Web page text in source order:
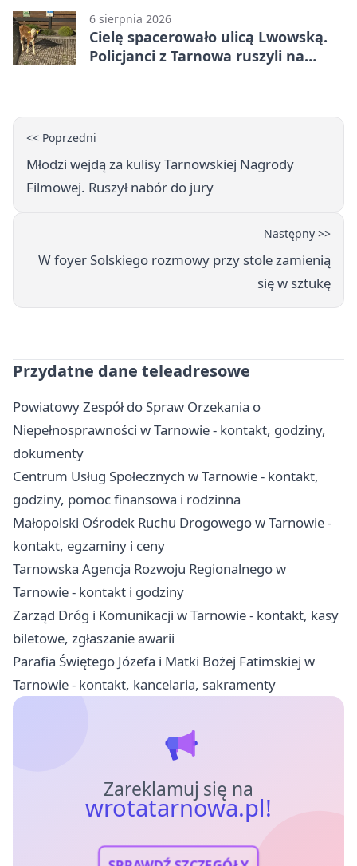
6 sierpnia 2026
Cielę spacerowało ulicą Lwowską.
Policjanci z Tarnowa ruszyli na
<< Poprzedni
Młodzi wejdą za kulisy Tarnowskiej Nagrody
Filmowej. Ruszył nabór do jury
Następny >>
W foyer Solskiego rozmowy przy stole zamienią
się w sztukę
Przydatne dane teleadresowe
Powiatowy Zespół do Spraw Orzekania o
Niepełnosprawności w Tarnowie - kontakt, godziny,
dokumenty
Centrum Usług Społecznych w Tarnowie - kontakt,
godziny, pomoc finansowa i rodzinna
Małopolski Ośrodek Ruchu Drogowego w Tarnowie -
kontakt, egzaminy i ceny
Tarnowska Agencja Rozwoju Regionalnego w
Tarnowie - kontakt i godziny
Zarząd Dróg i Komunikacji w Tarnowie - kontakt, kasy
biletowe, zgłaszanie awarii
Parafia Świętego Józefa i Matki Bożej Fatimskiej w
Tarnowie - kontakt, kancelaria, sakramenty
Zareklamuj się na
wrotatarnowa.pl!